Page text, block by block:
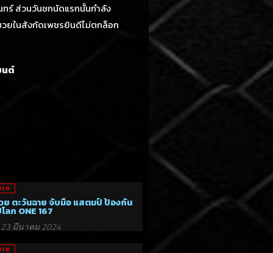
ทร์ ส่วนวันชกนัดแรกนั้นกำลัง
ยในสังกัดเพชรยินดีไม่ตกล็อก
นต์
ย
ย ตะวันฉาย จับมือ แสตมป์ ป้องกัน
ลก ONE 167
23 มีนาคม 2024
ย